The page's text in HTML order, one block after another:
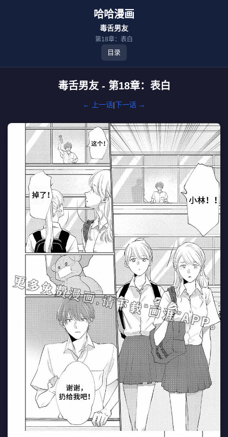
哈哈漫画
毒舌男友
第18章：表白
目录
毒舌男友 - 第18章：表白
← 上一话|下一话 →